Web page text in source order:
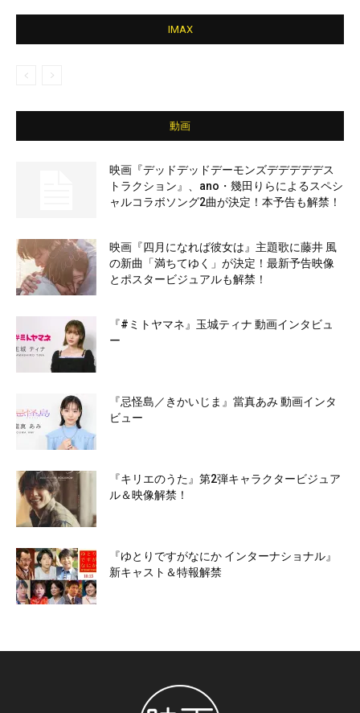
IMAX
動画
映画『デッドデッドデーモンズデデデデデス
トラクション』、ano・幾田りらによるスペシ
ャルコラボソング2曲が決定！本予告も解禁！
映画『四月になれば彼女は』主題歌に藤井 風
の新曲「満ちてゆく」が決定！最新予告映像
とポスタービジュアルも解禁！
『#ミトヤマネ』玉城ティナ 動画インタビュ
ー
『忌怪島／きかいじま』當真あみ 動画インタ
ビュー
『キリエのうた』第2弾キャラクタービジュア
ル＆映像解禁！
『ゆとりですがなにか インターナショナル』
新キャスト＆特報解禁